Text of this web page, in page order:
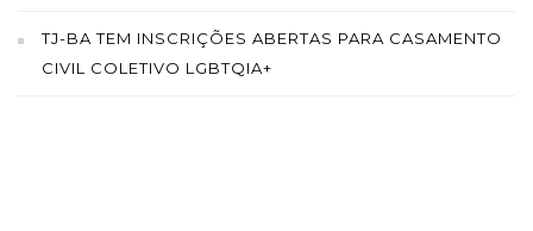
TJ-BA TEM INSCRIÇÕES ABERTAS PARA CASAMENTO
CIVIL COLETIVO LGBTQIA+